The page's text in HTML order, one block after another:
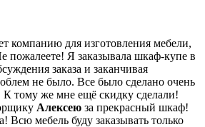
компанию для изготовления мебели,
пожалеете! Я заказывала шкаф-купе в
заказа и заканчивая
не было. Все было сделано очень
К тому же мне ещё скидку сделали!
Алексею за прекрасный шкаф!
Всю мебель буду заказывать только